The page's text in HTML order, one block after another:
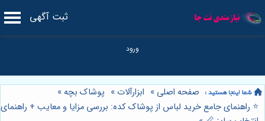
ثبت آگهی
صفحه اصلی » ابزارآلات » پوشاک بچه»
⭐️ راهنمای جامع خرید لباس از پوشاک کده: بررسی مزایا و معایب + راهنمای